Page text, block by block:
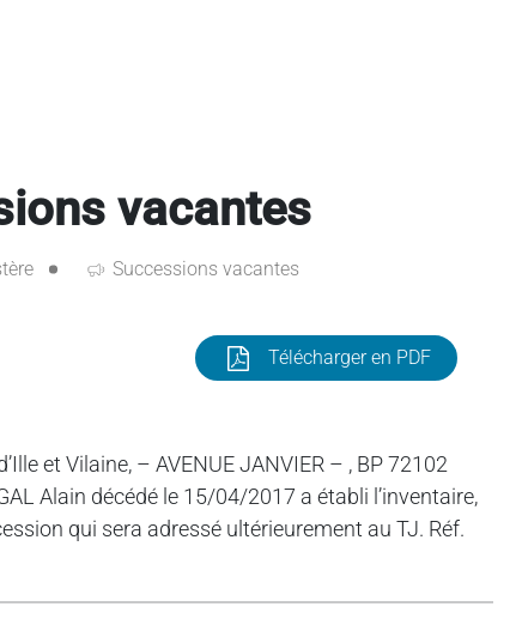
vacantes
Successions vacantes
Télécharger en PDF
et Vilaine, – AVENUE JANVIER – , BP 72102
Alain décédé le 15/04/2017 a établi l’inventaire,
qui sera adressé ultérieurement au TJ. Réf.